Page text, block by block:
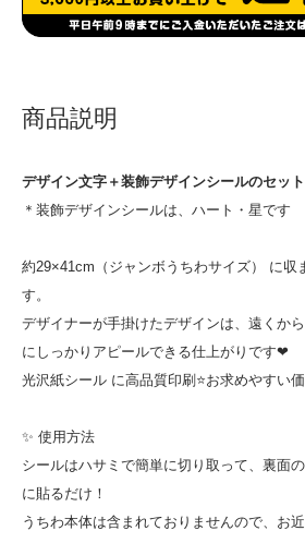
商品説明
デザイン文字＋装飾デザインシールのセット
＊装飾デザインシールは、ハート・星です
約29×41cm（ジャンボうちわサイズ） に収
す。
デザイナーが手掛けたデザインは、遠くか
にしっかりアピールできる仕上がりです❤
光沢紙シール に高品質印刷⭐お求めやすい
✨ 使用方法
シールはハサミで簡単に切り取って、裏面
に貼るだけ！
うちわ本体は含まれておりませんので、お